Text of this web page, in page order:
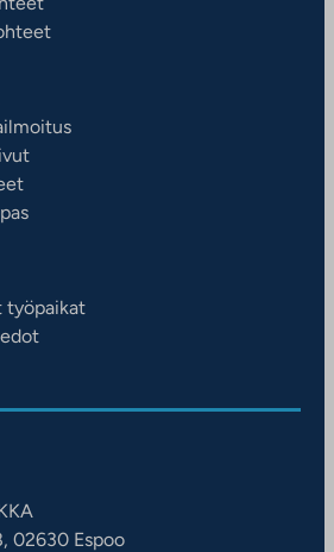
työpaikat
02630 Espoo